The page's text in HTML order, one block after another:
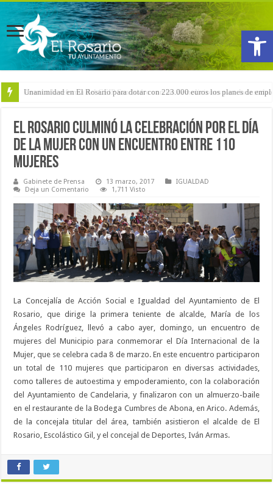
Abrir
Arranca la reforma del CEIP San Isidro con las demoliciones para la
El Rosario culminó la celebración por el Día
de la Mujer con un encuentro entre 110
mujeres
Gabinete de Prensa 13 marzo, 2017
IGUALDAD
Deja un Comentario
1,711 Visto
La Concejalía de Acción Social e Igualdad del Ayuntamiento de El
Rosario, que dirige la primera teniente de alcalde, María de los
Ángeles Rodríguez, llevó a cabo ayer, domingo, un encuentro de
mujeres del Municipio para conmemorar el Día Internacional de la
Mujer, que se celebra cada 8 de marzo. En este encuentro participaron
un total de 110 mujeres que participaron en diversas actividades,
como talleres de autoestima y empoderamiento, con la colaboración
del Ayuntamiento de Candelaria, y finalizaron con un almuerzo-baile
en el restaurante de la Bodega Cumbres de Abona, en Arico. Además,
de la concejala titular del área, también asistieron el alcalde de El
Rosario, Escolástico Gil, y el concejal de Deportes, Iván Armas.